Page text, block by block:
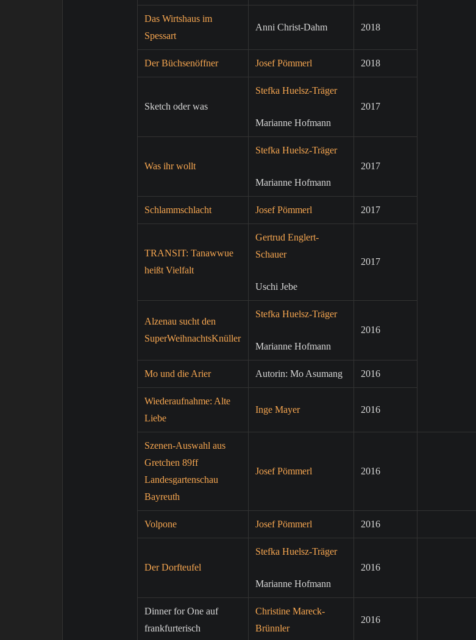
Das Wirtshaus im
Spessart
Anni Christ-Dahm 2018
Der Büchsenöffner Josef Pömmerl 2018
Sketch oder was
Stefka Huelsz-Träger
Marianne Hofmann
2017
Was ihr wollt
Stefka Huelsz-Träger
Marianne Hofmann
2017
Schlammschlacht Josef Pömmerl 2017
TRANSIT: Tanawwue
heißt Vielfalt
Gertrud Englert-
Schauer
Uschi Jebe
2017
Alzenau sucht den
SuperWeihnachtsKnüller
Stefka Huelsz-Träger
Marianne Hofmann
2016
Mo und die Arier Autorin: Mo Asumang 2016
Wiederaufnahme: Alte
Liebe
Inge Mayer 2016
Szenen-Auswahl aus
Gretchen 89ff
Landesgartenschau
Bayreuth
Josef Pömmerl 2016
Volpone Josef Pömmerl 2016
Der Dorfteufel
Stefka Huelsz-Träger
Marianne Hofmann
2016
Dinner for One auf
frankfurterisch
Christine Mareck-
Brünnler
2016